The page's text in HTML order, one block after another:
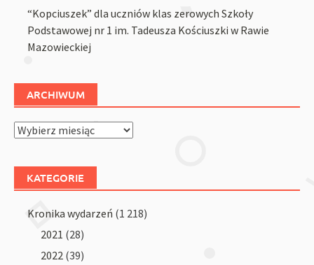
“Kopciuszek” dla uczniów klas zerowych Szkoły
Podstawowej nr 1 im. Tadeusza Kościuszki w Rawie
Mazowieckiej
ARCHIWUM
Archiwum
KATEGORIE
Kronika wydarzeń (1 218)
2021 (28)
2022 (39)